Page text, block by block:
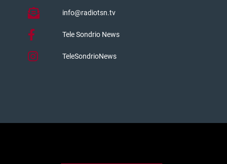
info@radiotsn.tv
Tele Sondrio News
TeleSondrioNews